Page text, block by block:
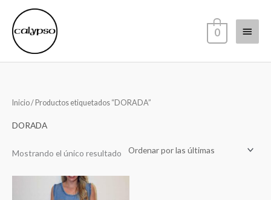
contenido
Menú
0
Inicio/ Productos etiquetados “DORADA”
DORADA
Mostrando el único resultado